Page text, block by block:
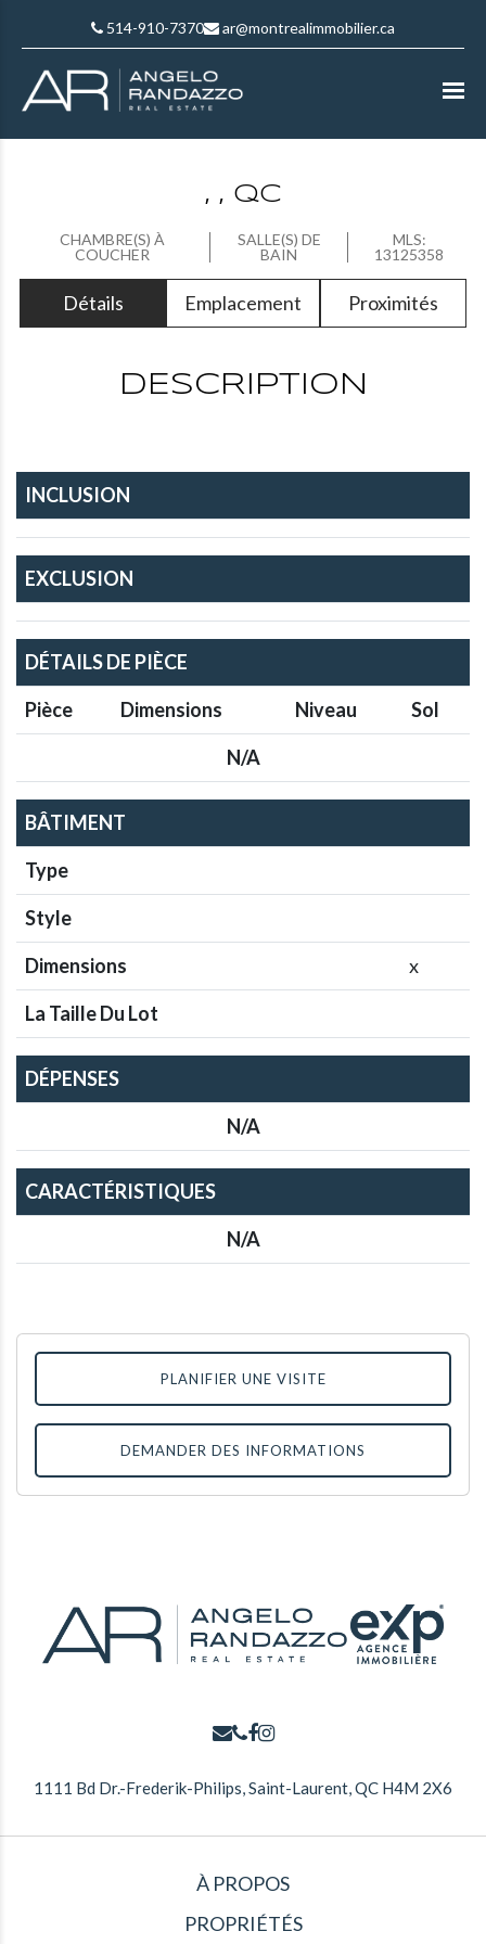
514-910-7370 ar@montrealimmobilier.ca
, , QC
CHAMBRE(S) À
COUCHER
SALLE(S) DE
BAIN
MLS:
13125358
Détails Emplacement Proximités
DESCRIPTION
INCLUSION
EXCLUSION
DÉTAILS DE PIÈCE
Pièce
Dimensions Niveau
Sol
N/A
BÂTIMENT
Type
Style
Dimensions
x
La Taille Du Lot
DÉPENSES
N/A
CARACTÉRISTIQUES
N/A
PLANIFIER UNE VISITE
DEMANDER DES INFORMATIONS
1111 Bd Dr.-Frederik-Philips, Saint-Laurent, QC H4M 2X6
À PROPOS
PROPRIÉTÉS